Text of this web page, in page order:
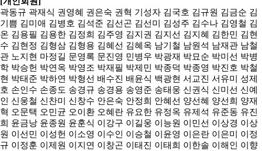
곽동규 곽재식 권영혜 권은숙 권혁 기성자 김국호 김규원 김금순 김
기쁨 김미애 김병호 김석준 김선곤 김선미 김성주 김수나 김영철 김
온 김용필 김용한 김정희 김주영 김지권 김지선 김지혜 김한민
김현
수 김현정 김형삼 김형용 김혜선 김혜옥 남기철 남원석 남재관 남철
관 노지현 마정길 문영록 문진영 민병우 박광재 박묘순 박미선 박병
학 박승헌 박연옥 박영조 박재필 박제민 박종덕 박종영 박진호 박철
현 박태준 박하연 박형선 배수진 배윤식 백광현 서교진 서유미
성제
호 손인수 손종도 송경규 송경용 송영준 송태웅 신권식 신미선 신예
인
신웅철 신찬미 신창수 안은숙 안정희 안혜선 양선혜 양선희 양재
혁 오문택 오민균 오이환 오혜란 유요한 유정옥 유제석 유준동 유진
희 윤금낭 윤종원 윤훈식 이강구 이길웅 이능원 이민선 이상경 이상
원 이선민 이성헌 이소영 이수인 이승철 이윤영 이은란 이은미
이정
규 이정훈 이제원 이지연 이창곤 이태진 이태희 이한솔 이해인
이향